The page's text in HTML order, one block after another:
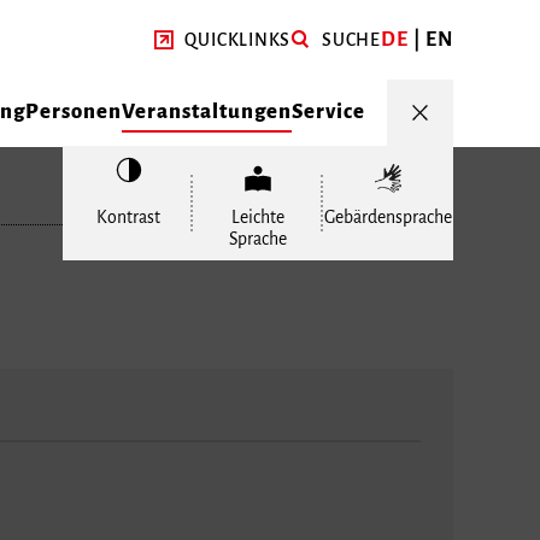
QUICKLINKS SUCHEDE EN
PersonenVeranstaltungenService
Kontrast
Leichte
Sprache
Gebärdensprache